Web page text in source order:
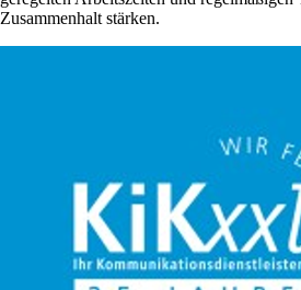
Zusammenhalt stärken.